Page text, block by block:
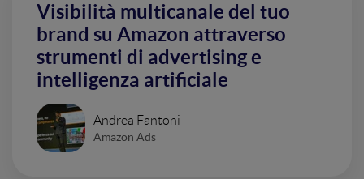
Visibilità multicanale del tuo
brand su Amazon attraverso
strumenti di advertising e
intelligenza artificiale
Andrea Fantoni
Amazon Ads